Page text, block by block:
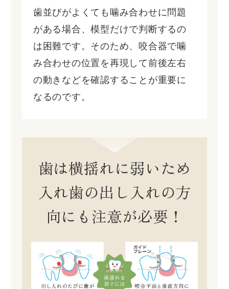
歯並びがよくても噛み合わせに問題
がある場合、模型だけで判断するの
は困難です。そのため、咬合器で噛
み合わせの位置を再現して前後左右
の動きなどを確認することが重要に
なるのです。
歯は横揺れに弱いため
入れ歯の出し入れの方
向にも注意が必要！